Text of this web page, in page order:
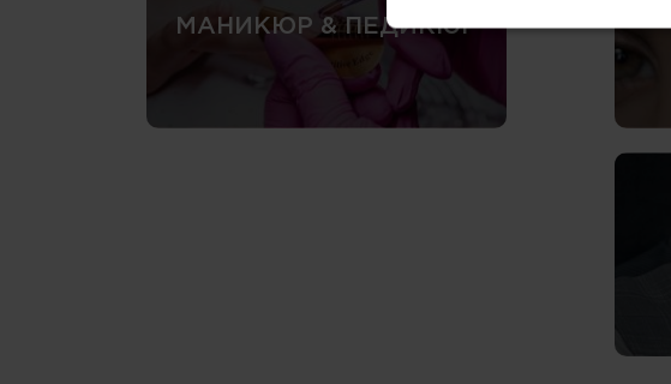
МАНИКЮР & ПЕДИКЮР